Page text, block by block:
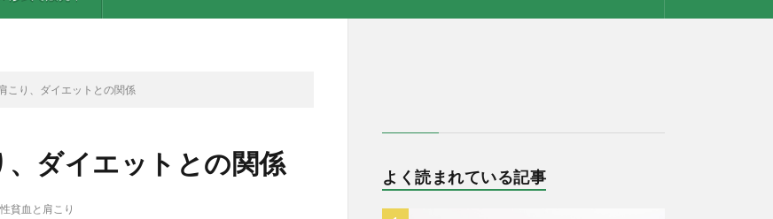
り、ダイエットとの関係
ダイエットとの関係
貧血と肩こり
よく読まれている記事